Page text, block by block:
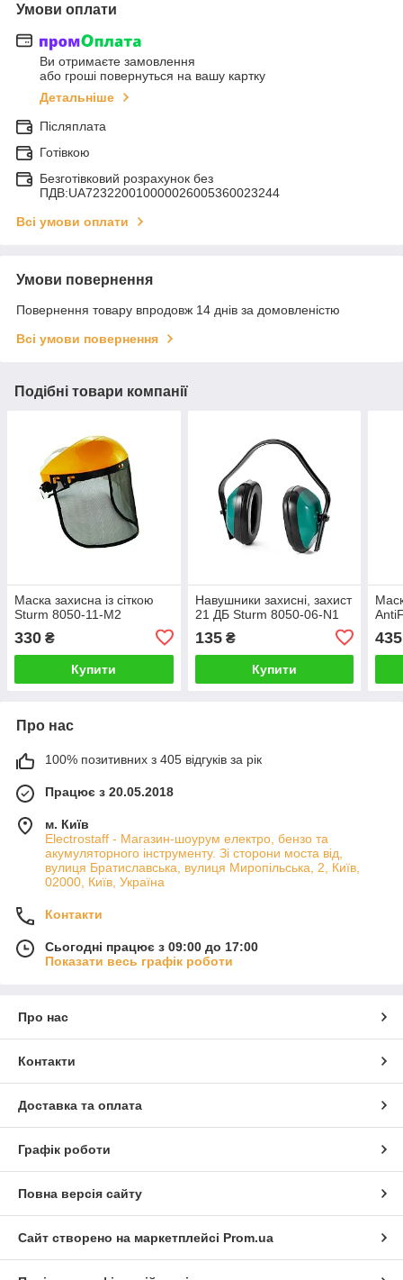
Умови оплати
Ви отримаєте замовлення
або гроші повернуться на вашу картку
Детальніше
Післяплата
Готівкою
Безготівковий розрахунок без
ПДВ:UA723220010000026005360023244
Всі умови оплати
Умови повернення
Повернення товару впродовж 14 днів за домовленістю
Всі умови повернення
Подібні товари компанії
Маска захисна із сіткою
Sturm 8050-11-M2
330 ₴
Купити
Навушники захисні, захист
21 ДБ Sturm 8050-06-N1
135₴
Купити
435
Про нас
100% позитивних з 405 відгуків за рік
Працює з 20.05.2018
м. Київ
Electrostaff - Магазин-шоурум електро, бензо та
акумуляторного інструменту. Зі сторони моста від,
вулиця Братиславська, вулиця Миропільська, 2, Київ,
02000, Київ, Україна
Контакти
Сьогодні працює з 09:00 до 17:00
Показати весь графік роботи
Про нас
Контакти
Доставка та оплата
Графік роботи
Повна версія сайту
Сайт створено на маркетплейсі Prom.ua